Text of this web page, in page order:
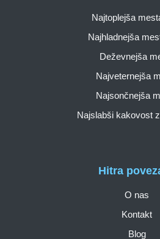
Hitra
O nas
Kontakt
Blog
Najtoplejša
Najhladnejša
Deževnejša
Najveternejša
Najsončnejša
Najslabši kakovost